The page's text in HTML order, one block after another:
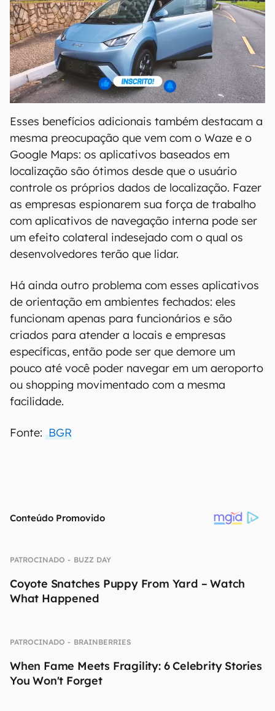
Esses benefícios adicionais também destacam a
mesma preocupação que vem com o Waze e o
Google Maps: os aplicativos baseados em
localização são ótimos desde que o usuário
controle os próprios dados de localização. Fazer
as empresas espionarem sua força de trabalho
com aplicativos de navegação interna pode ser
um efeito colateral indesejado com o qual os
desenvolvedores terão que lidar.
Há ainda outro problema com esses aplicativos
de orientação em ambientes fechados: eles
funcionam apenas para funcionários e são
criados para atender a locais e empresas
específicas, então pode ser que demore um
pouco até você poder navegar em um aeroporto
ou shopping movimentado com a mesma
facilidade.
Fonte: BGR